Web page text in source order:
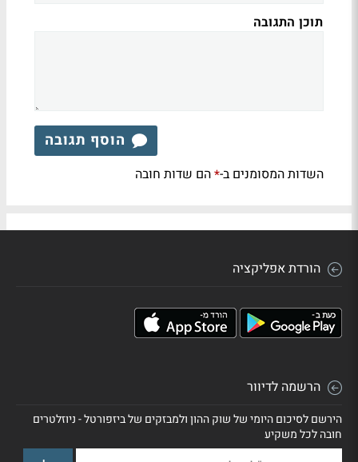
תוכן התגובה
הוסף תגובה
השדות המסומנים ב-*הם שדות חובה
הורדת אפליקציה
הרשמה לדיוור
הירשם לסיכום היומי של שוק ההון ולמבזקים של ביזפורטל - ניוזלטרים
חובה לכל משקיע